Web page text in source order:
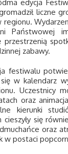
edycja
liczne
regionu.
Państwowej
przestrzenią
zabawy.
festiwalu
w kalendarz
Uczestnicy
oraz
kierunki
cieszyły się
oraz
w postaci